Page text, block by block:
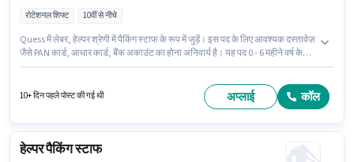
रोटेशनल शिफ्ट 10वीं से नीचे
Quess में लेबर, हेल्पर श्रेणी में पैकिंग स्टाफ के रूप में जुड़ें। इस पद के लिए आवश्यक दस्तावेज़
जैसे PAN कार्ड, आधार कार्ड, बैंक अकाउंट का होना अनिवार्य है। यह पद 0 - 6 महीने वर्ष के
शिफ्ट के साथ और 5 days working प्रति सप्ताह है। इस भूमिका के साथ अतिरिक्त लाभ
10+ दिन पहले पोस्ट की गई थी अप्लाई कॉल
हेल्पर पैकिंग स्टाफ